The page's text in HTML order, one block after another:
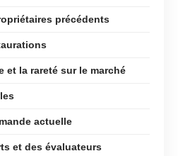
précédents
et la rareté sur le marché
actuelle
et des évaluateurs